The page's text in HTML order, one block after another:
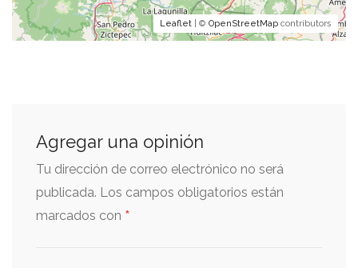
Leaflet | © OpenStreetMap contributors
Agregar una opinión
Tu dirección de correo electrónico no será
publicada. Los campos obligatorios están
marcados con *